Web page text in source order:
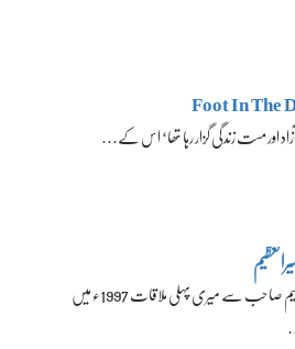
Foot In The
اور مست زندگی گزار رہا تھا‘ اس کے…
امیرالعظیم صاحب سے میری پہلی ملاقات 1997ء میں